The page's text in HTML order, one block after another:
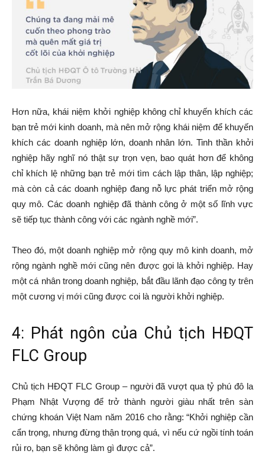
Hơn nữa, khái niệm khởi nghiệp không chỉ khuyến khích các
bạn trẻ mới kinh doanh, mà nên mở rộng khái niệm để khuyến
khích các doanh nghiệp lớn, doanh nhân lớn. Tinh thần khởi
nghiệp hãy nghĩ nó thật sự trọn vẹn, bao quát hơn để không
chỉ khích lệ những bạn trẻ mới tìm cách lập thân, lập nghiệp;
mà còn cả các doanh nghiệp đang nỗ lực phát triển mở rộng
quy mô. Các doanh nghiệp đã thành công ở một số lĩnh vực
sẽ tiếp tục thành công với các ngành nghề mới”.
Theo đó, một doanh nghiệp mở rộng quy mô kinh doanh, mở
rộng ngành nghề mới cũng nên được gọi là khởi nghiệp. Hay
một cá nhân trong doanh nghiệp, bắt đầu lãnh đạo công ty trên
một cương vị mới cũng được coi là người khởi nghiệp.
4: Phát ngôn của Chủ tịch HĐQT
FLC Group
Chủ tịch HĐQT FLC Group – người đã vượt qua tỷ phú đô la
Phạm Nhật Vượng để trở thành người giàu nhất trên sàn
chứng khoán Việt Nam năm 2016 cho rằng: “Khởi nghiệp cần
cẩn trọng, nhưng đừng thận trọng quá, vì nếu cứ ngồi tính toán
rủi ro, bạn sẽ không làm gì được cả”.